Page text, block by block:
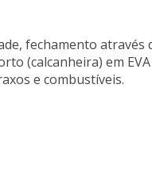
fechamento
(calcanheira) em
e combustíveis.